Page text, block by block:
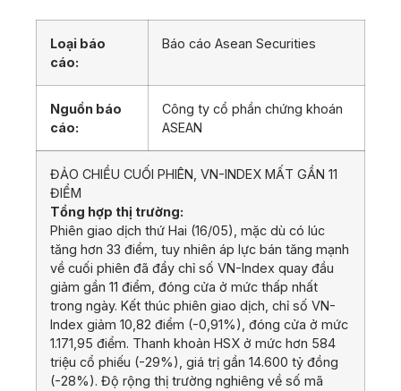
Loại báo
cáo:
Báo cáo Asean Securities
Nguồn báo
cáo:
Công ty cổ phần chứng khoán
ASEAN
ĐẢO CHIỀU CUỐI PHIÊN, VN-INDEX MẤT GẦN 11
ĐIỂM
Tổng hợp thị trường:
Phiên giao dịch thứ Hai (16/05), mặc dù có lúc
tăng hơn 33 điểm, tuy nhiên áp lực bán tăng mạnh
về cuối phiên đã đẩy chỉ số VN-Index quay đầu
giảm gần 11 điểm, đóng cửa ở mức thấp nhất
trong ngày. Kết thúc phiên giao dịch, chỉ số VN-
Index giảm 10,82 điểm (-0,91%), đóng cửa ở mức
1.171,95 điểm. Thanh khoản HSX ở mức hơn 584
triệu cổ phiếu (-29%), giá trị gần 14.600 tỷ đồng
(-28%). Độ rộng thị trường nghiêng về số mã